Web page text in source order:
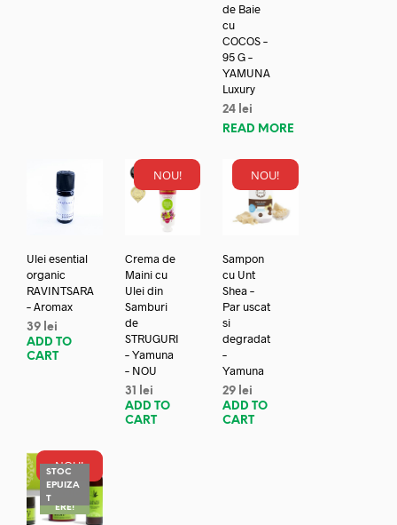
de Baie
cu
COCOS –
95 G –
YAMUNA
Luxury
24 lei
READ MORE
Ulei esential
organic
RAVINTSARA
– Aromax
39 lei
ADD TO
CART
NOU!
Crema de
Maini cu
Ulei din
Samburi
de
STRUGURI
– Yamuna
– NOU
31
lei
ADD TO
CART
NOU!
Sampon
cu Unt
Shea –
Par uscat
si
degradat
–
Yamuna
29 lei
ADD TO
CART
NOU!
STOC
EPUIZA
TREDUC
ERE!